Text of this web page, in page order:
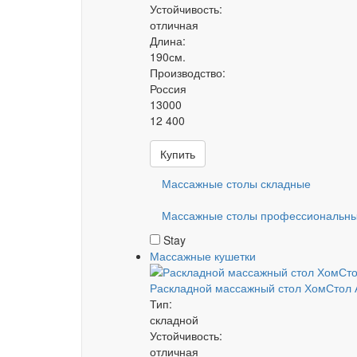
Устойчивость:
отличная
Длина:
190см.
Производство:
Россия
13000
12 400
Купить
Массажные столы складные
Массажные столы
Stay
Массажные кушетки
Раскладной массажный стол ХомСтол
Тип:
складной
Устойчивость:
отличная